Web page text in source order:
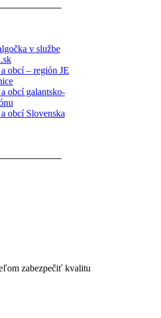
v službe
obcí – región JE
obcí galantsko-
obcí Slovenska
zabezpečiť kvalitu